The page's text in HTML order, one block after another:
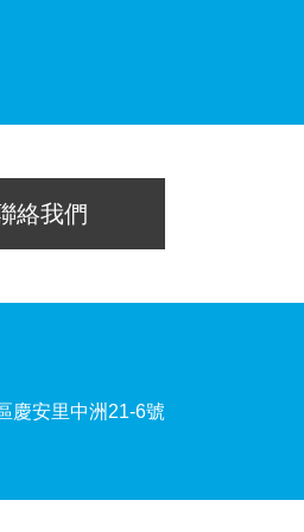
絡我們
慶安里中洲21-6號